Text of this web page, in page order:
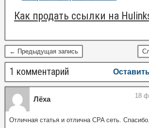
Как продать ссылки на
← Предыдущая запись
1 комментарий
Лёха 18
Отличная статья и отлична CPA сеть. Спасибо.